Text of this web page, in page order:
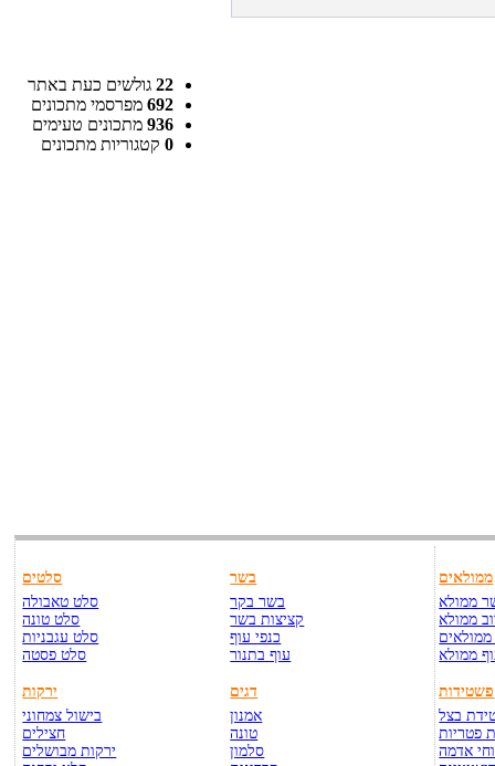
22 גולשים כעת באתר
692 מפרסמי מתכונים
936 מתכונים טעימים
0 קטגוריות מתכונים
סלטים
סלט טאבולה
סלט טונה
סלט עגבניות
סלט פסטה
ירקות
בישול צמחוני
חצילים
ירקות מבושלים
בשר
בשר בקר
קציצות בשר
כנפי עוף
עוף בתנור
דגים
אמנון
טונה
סלמון
ממולאים
ממולא
ממולא
ממולא
פשטידות
בצל
פטריות
אדמה